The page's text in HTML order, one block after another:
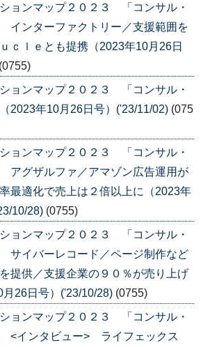
ションマップ２０２３ 「コンサル・
インターファクトリー／支援範囲を
ｃｌｅとも提携（2023年10月26日
(0755)
ションマップ２０２３ 「コンサル・
2023年10月26日号）('23/11/02) (075
ションマップ２０２３ 「コンサル・
アグザルファ／アマゾン広告運用が
最適化で売上は２倍以上に（2023年
10/28) (0755)
ションマップ２０２３ 「コンサル・
サイバーレコード／ページ制作など
提供／支援企業の９０％が売り上げ
26日号）('23/10/28) (0755)
ションマップ２０２３ 「コンサル・
<インタビュー> ライフェックス